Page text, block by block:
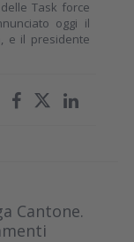
Task force
oggi il
e il presidente
Cantone.